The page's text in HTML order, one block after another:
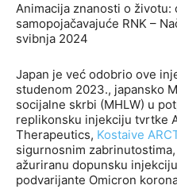
Animacija znanosti o
samopojačavajuće RNK –
svibnja 2024
Japan je već odobrio ove
studenom 2023., japansko
socijalne skrbi (MHLW) u
replikonsku injekciju tvrtke
Therapeutics, Kostaive
sigurnosnim
ažuriranu dopunsku
podvarijante Omicron